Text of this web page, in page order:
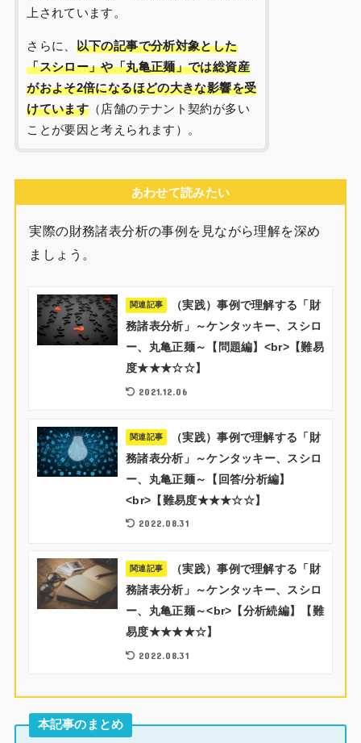
上されています。
さらに、 以下の記事で分析対象とした
「スシロー」や「丸亀正麺」では総資産
がおよそ2倍になるほどの大きな影響を受
けています （店舗のテナント契約が多い
ことが要因と考えられます）。
あわせて読みたい
実際の財務諸表分析の事例を見ながら理解を深め
ましょう。
関連記事
（実践）事例で理解する「財
務諸表分析」～ケンタッキー、スシロ
ー、丸亀正麺～【問題編】<br>【難易
度★★★☆☆】
2021.12.06
関連記事
（実践）事例で理解する「財
務諸表分析」～ケンタッキー、スシロ
ー、丸亀正麺～【回答/分析編】
<br>【難易度★★★☆☆】
2022.08.31
関連記事
（実践）事例で理解する「財
務諸表分析」～ケンタッキー、スシロ
ー、丸亀正麺～<br>【分析続編】【難
易度★★★★☆】
2022.08.31
本記事のまとめ